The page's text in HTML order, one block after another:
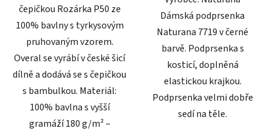
čepičkou Rozárka P50 ze
100% bavlny s tyrkysovým
pruhovaným vzorem.
Overal se vyrábí v české šicí
dílně a dodává se s čepičkou
s bambulkou. Materiál:
100% bavlna s vyšší
gramáží 180 g/m² –
Dámská podprsenka
Naturana 7719 v černé
barvě. Podprsenka s
kosticí, doplněná
elastickou krajkou.
Podprsenka velmi dobře
sedí na těle.